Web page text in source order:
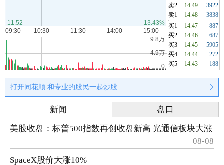
卖2
14.49
3922
卖1
14.48
3838
买1
14.47
887
买2
14.46
687
买3
14.45
5905
买4
14.44
272
买5
14.43 188
打开同花顺 和专业的股民一起炒股
新闻
盘口
美股收盘：标普500指数再创收盘新高 光通信板块大涨
08-08
SpaceX股价大涨10%